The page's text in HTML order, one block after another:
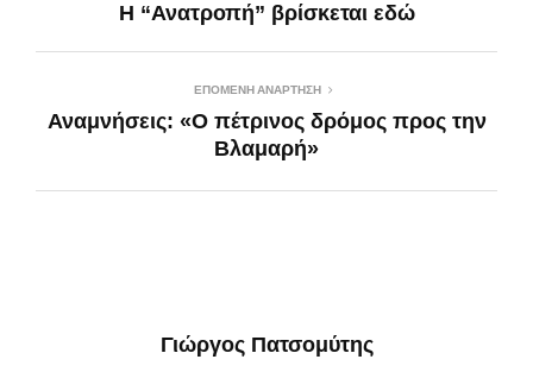
H “Ανατροπή” βρίσκεται εδώ
ΕΠΌΜΕΝΗ ΑΝΆΡΤΗΣΗ
Αναμνήσεις: «Ο πέτρινος δρόμος προς την
Βλαμαρή»
Γιώργος Πατσομύτης